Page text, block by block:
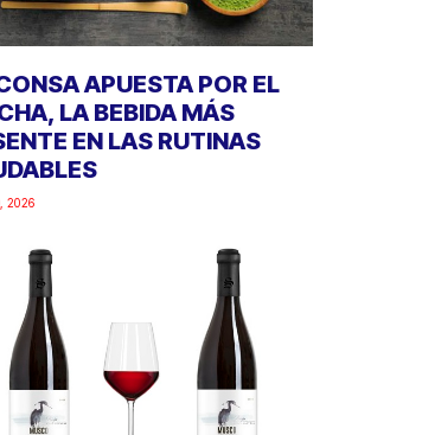
APUESTA POR EL
LA BEBIDA MÁS
EN LAS RUTINAS
2026